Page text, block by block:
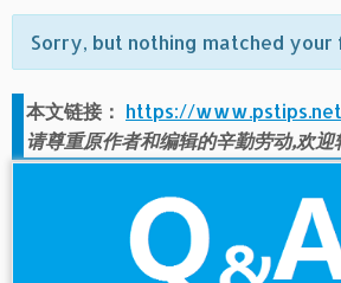
Sorry, but nothing matched
本文链接： https://
请尊重原作者和编辑的辛勤劳动,欢